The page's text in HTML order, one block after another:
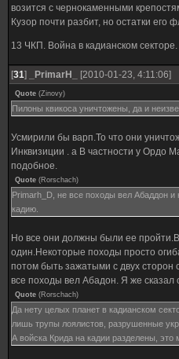
возится с чернокаменными
Кузор почти разбит, но остатки
13 ЧКП. Война в кадианском секторе.
[31] _PrimarH_ [2010-01-23, 4:11:06]
Quote (Zinovy)
Пилоны квикоса уничтожены, да и
Усмирили бы варп.То что они
Инквизиции . а В частности у Ордо
подобное.
Quote (Rorschach)
Primarh_D, не все походы вел Абаддон
кадию.
Но все они должны были ее
один.Некоторые походы просто
потом быть зажатыми с двух
все походы вел Абадон. Я же сказал
Quote (Rorschach)
Да нету целых планет в кадианском
лишь трупы лоялистов, разрушенные
А войска Крида на кадии разделены, это